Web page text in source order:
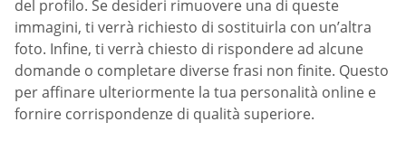
del profilo. Se desideri rimuovere una di queste
immagini, ti verrà richiesto di sostituirla con un’altra
foto. Infine, ti verrà chiesto di rispondere ad alcune
domande o completare diverse frasi non finite. Questo
per affinare ulteriormente la tua personalità online e
fornire corrispondenze di qualità superiore.